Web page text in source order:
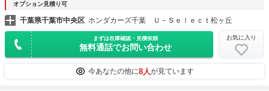
オプション見積り可
千葉県千葉市中央区 ホンダカーズ千葉 Ｕ－Ｓｅｌｅｃｔ松ヶ丘
まずは在庫確認・見積依頼
無料通話でお問い合わせ
お気に入り
今あなたの他に8人が見ています